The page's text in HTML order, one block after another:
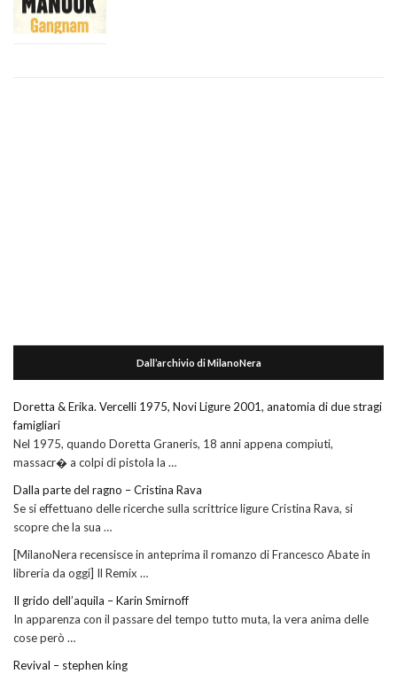
Dall’archivio di MilanoNera
Doretta & Erika. Vercelli 1975, Novi Ligure 2001, anatomia di due stragi
famigliari
Nel 1975, quando Doretta Graneris, 18 anni appena compiuti,
massacr� a colpi di pistola la …
Dalla parte del ragno – Cristina Rava
Se si effettuano delle ricerche sulla scrittrice ligure Cristina Rava, si
scopre che la sua …
[MilanoNera recensisce in anteprima il romanzo di Francesco Abate in
libreria da oggi] Il Remix …
Il grido dell’aquila – Karin Smirnoff
In apparenza con il passare del tempo tutto muta, la vera anima delle
cose però …
Revival – stephen king